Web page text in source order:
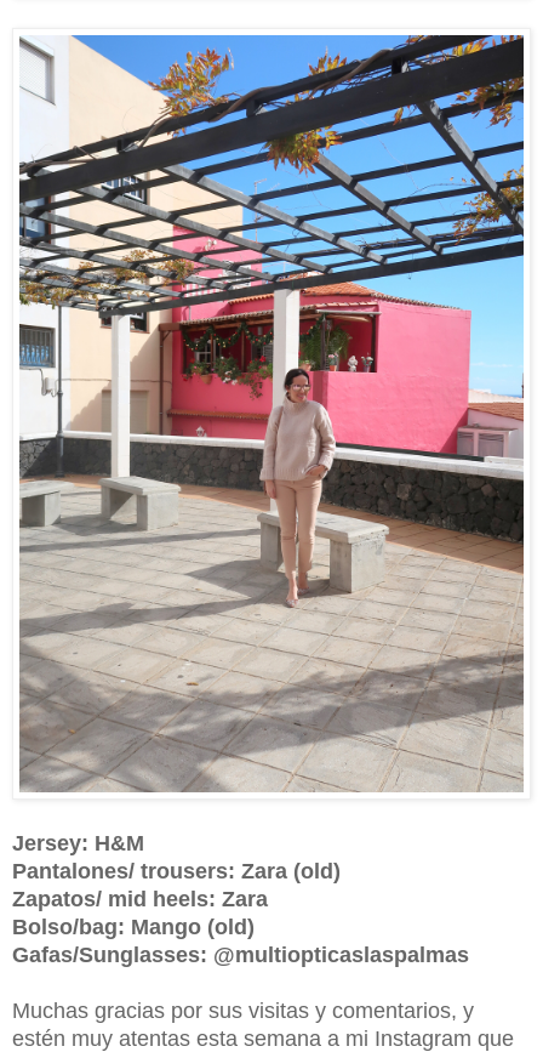
Jersey: H&M
Pantalones/ trousers: Zara (old)
Zapatos/ mid heels: Zara
Bolso/bag: Mango (old)
Gafas/Sunglasses: @multiopticaslaspalmas
Muchas gracias por sus visitas y comentarios, y
estén muy atentas esta semana a mi Instagram que